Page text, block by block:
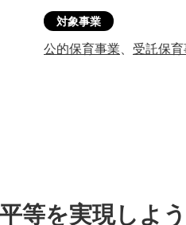
対象事業
公的保育事業 受託保
等を実現しよう